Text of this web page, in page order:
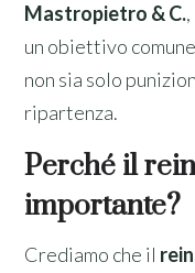
Mastropietro & C.
un obiettivo
non sia solo
ripartenza.
Perché il
importante?
Crediamo che il